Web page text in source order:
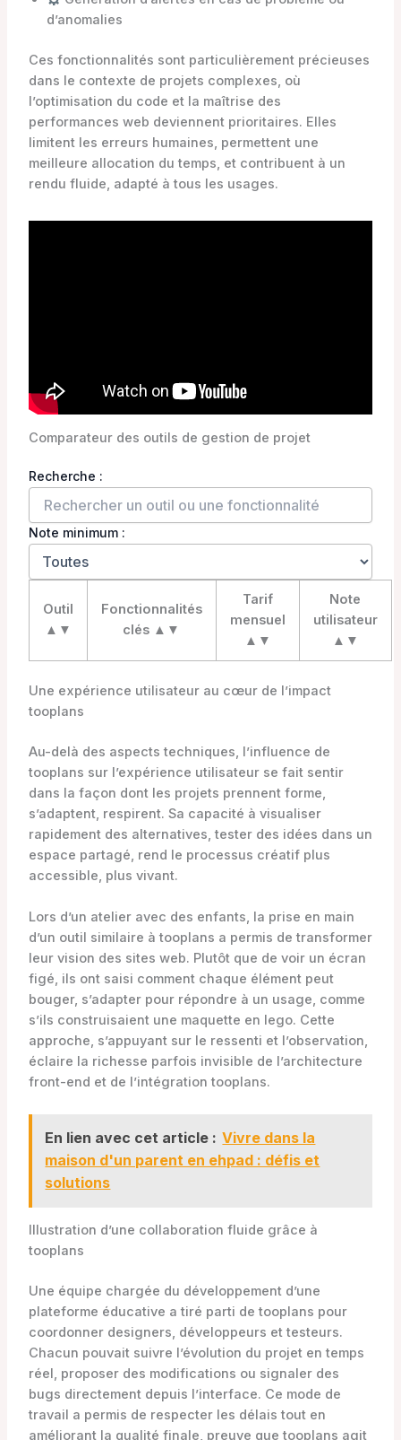
d’anomalies
Ces fonctionnalités sont particulièrement précieuses
dans le contexte de projets complexes, où
l’optimisation du code et la maîtrise des
performances web deviennent prioritaires. Elles
limitent les erreurs humaines, permettent une
meilleure allocation du temps, et contribuent à un
rendu fluide, adapté à tous les usages.
Comparateur des outils de gestion de projet
Recherche :
Note minimum :
Tableau comparatif des outils avec fonctionnalités clés,
Outil
▲▼
Fonctionnalités
clés ▲▼
Tarif
mensuel
▲▼
Note
utilisateur
▲▼
Une expérience utilisateur au cœur de l’impact
tooplans
Au-delà des aspects techniques, l’influence de
tooplans sur l’expérience utilisateur se fait sentir
dans la façon dont les projets prennent forme,
s’adaptent, respirent. Sa capacité à visualiser
rapidement des alternatives, tester des idées dans un
espace partagé, rend le processus créatif plus
accessible, plus vivant.
Lors d’un atelier avec des enfants, la prise en main
d’un outil similaire à tooplans a permis de transformer
leur vision des sites web. Plutôt que de voir un écran
figé, ils ont saisi comment chaque élément peut
bouger, s’adapter pour répondre à un usage, comme
s’ils construisaient une maquette en lego. Cette
approche, s’appuyant sur le ressenti et l’observation,
éclaire la richesse parfois invisible de l’architecture
front-end et de l’intégration tooplans.
En lien avec cet article : Vivre dans la
maison d'un parent en ehpad : défis et
solutions
Illustration d’une collaboration fluide grâce à
tooplans
Une équipe chargée du développement d’une
plateforme éducative a tiré parti de tooplans pour
coordonner designers, développeurs et testeurs.
Chacun pouvait suivre l’évolution du projet en temps
réel, proposer des modifications ou signaler des
bugs directement depuis l’interface. Ce mode de
travail a permis de respecter les délais tout en
améliorant la qualité finale, preuve que tooplans agit